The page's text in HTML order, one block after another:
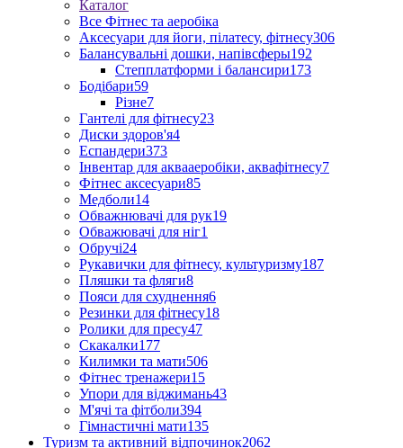
Каталог
Все Фітнес та аеробіка
Аксесуари для йоги, пілатесу, фітнесу306
Балансувальні дошки, напівсферы192
Степплатформи і балансири173
Бодібари59
Різне7
Гантелі для фітнесу23
Диски здоров'я4
Еспандери373
Інвентар для аквааеробіки, аквафітнесу7
Фітнес аксесуари85
Медболи14
Обважнювачі для рук19
Обважювачі для ніг1
Обручі24
Рукавички для фітнесу, культуризму187
Пляшки та фляги8
Пояси для схуднення6
Резинки для фітнесу18
Ролики для пресу47
Скакалки177
Килимки та мати506
Фітнес тренажери15
Упори для віджимань43
М'ячі та фітболи394
Гімнастичні мати135
Туризм та активний відпочинок2062